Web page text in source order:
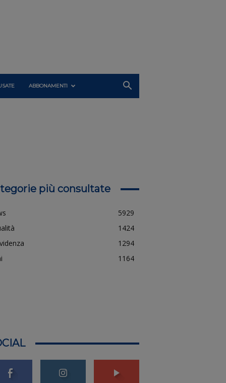
ABBONAMENTI
più consultate
5929
1424
1294
1164